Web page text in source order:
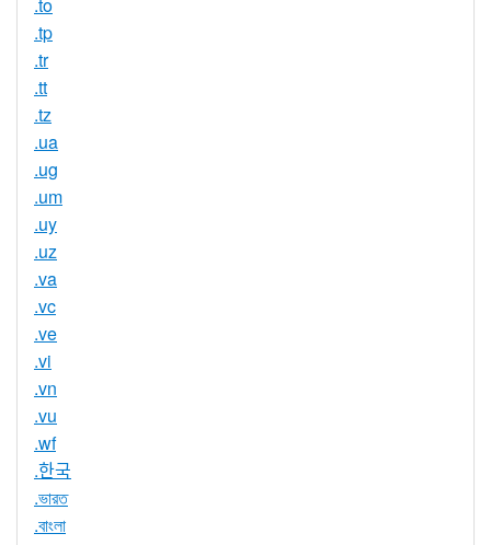
.to
.tp
.tr
.tt
.tz
.ua
.ug
.um
.uy
.uz
.va
.vc
.ve
.vi
.vn
.vu
.wf
.한국
.ভারত
.বাংলা